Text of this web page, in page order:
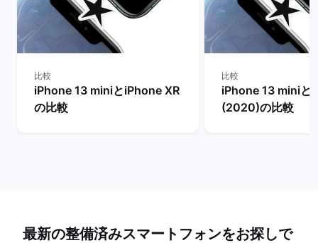
比較
iPhone 13 miniとiPhone XR
の比較
比較
iPhone 13 miniと
(2020)の比較
最新の整備済みスマートフォンをお探しで